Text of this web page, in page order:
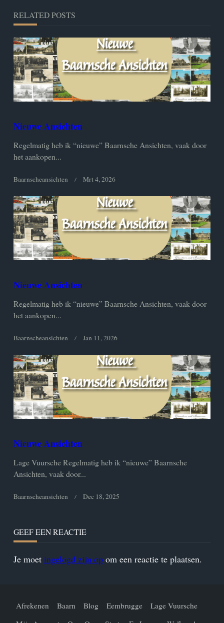
reader-
text">Page</span>
RELATED POSTS
Nieuwe Ansichten
Regelmatig heb ik “nieuwe” Baarnsche Ansichten, vaak door
het aankopen...
Baarnscheansichten Mrt 4, 2026
Nieuwe Ansichten
Regelmatig heb ik “nieuwe” Baarnsche Ansichten, vaak door
het aankopen...
Baarnscheansichten Jan 11, 2026
Nieuwe Ansichten
Lage Vuursche Regelmatig heb ik “nieuwe” Baarnsche
Ansichten, vaak door...
Baarnscheansichten Dec 18, 2025
GEEF EEN REACTIE
Je moet ingelogd zijn op om een reactie te plaatsen.
Afrekenen Baarn Blog Eembrugge
Lage Vuursche